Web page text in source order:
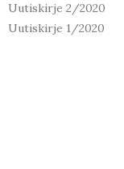
Uutiskirje 2/2020
Uutiskirje 1/2020